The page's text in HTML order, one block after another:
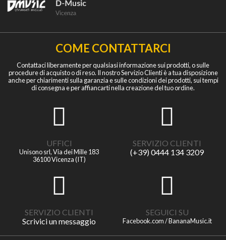
COME CONTATTARCI
Contattaci liberamente per qualsiasi informazione sui prodotti, o sulle
procedure di acquisto o di reso. Il nostro Servizio Clienti è a tua disposizione
anche per chiarimenti sulla garanzia e sulle condizioni dei prodotti, sui tempi
di consegna e per affiancarti nella creazione del tuo ordine.
UFFICI
Unisono srl, Via dei Mille 183
36100 Vicenza (IT)
SERVIZIO CLIENTI
(+39) 0444 134 3209
SERVIZIO CLIENTI
Scrivici un messaggio
SEGUICI SU
Facebook.com / BananaMusic.it